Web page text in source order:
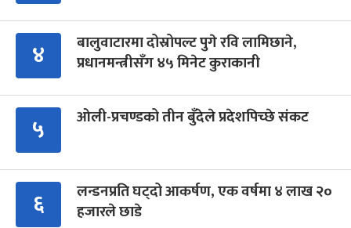
४
बालुवाटारमा दोस्रोपल्ट पुगे रवि लामिछाने,
प्रधानमन्त्रीसँग ४५ मिनेट कुराकानी
५ ओली-प्रचण्डको तीन बुँदेले प्रदेशपिच्छे संकट
६
लन्डनप्रति घट्दो आकर्षण, एक वर्षमा ४ लाख २०
हजारले छाडे